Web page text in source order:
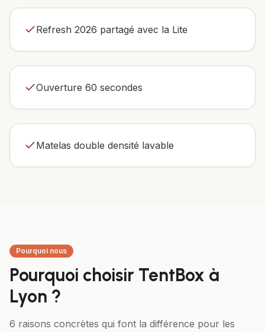
Refresh 2026 partagé avec la Lite
Ouverture 60 secondes
Matelas double densité lavable
Pourquoi nous
Pourquoi choisir TentBox à
Lyon ?
6 raisons concrètes qui font la différence pour les